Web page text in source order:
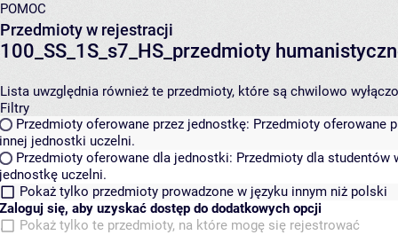
POMOC
Przedmioty w rejestracji
100_SS_1S_s7_HS_przedmioty
Lista uwzględnia również te przedmioty, które są chwilowo
Filtry
Przedmioty oferowane przez jednostkę: Przedmioty oferowane
innej jednostki uczelni.
Przedmioty oferowane dla jednostki: Przedmioty dla studentów
jednostkę uczelni.
Pokaż tylko przedmioty prowadzone w języku innym niż polski
Zaloguj się, aby uzyskać dostęp do dodatkowych opcji
Pokaż tylko te przedmioty, na które mogę się rejestrować